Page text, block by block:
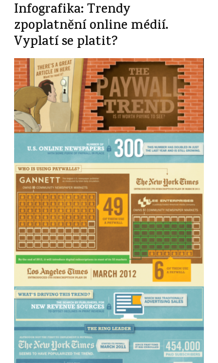
Infografika: Trendy
zpoplatnění online médií.
Vyplatí se platit?